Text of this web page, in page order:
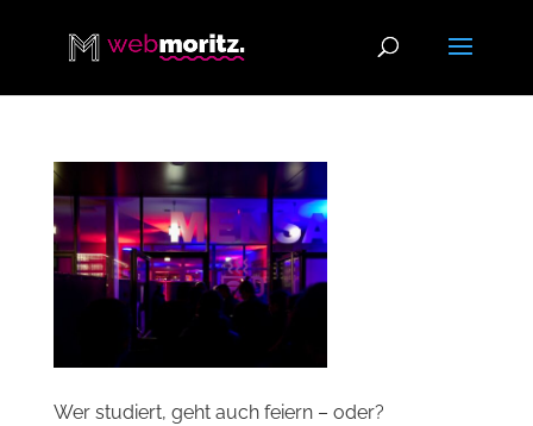
Wer studiert, geht auch feiern – oder?